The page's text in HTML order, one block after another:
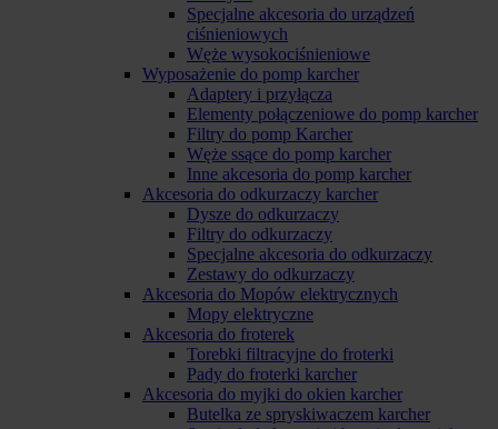
Specjalne akcesoria do urządzeń
ciśnieniowych
Węże wysokociśnieniowe
Wyposażenie do pomp karcher
Adaptery i przyłącza
Elementy połączeniowe do pomp karcher
Filtry do pomp Karcher
Węże ssące do pomp karcher
Inne akcesoria do pomp karcher
Akcesoria do odkurzaczy karcher
Dysze do odkurzaczy
Filtry do odkurzaczy
Specjalne akcesoria do odkurzaczy
Zestawy do odkurzaczy
Akcesoria do Mopów elektrycznych
Mopy elektryczne
Akcesoria do froterek
Torebki filtracyjne do froterki
Pady do froterki karcher
Akcesoria do myjki do okien karcher
Butelka ze spryskiwaczem karcher